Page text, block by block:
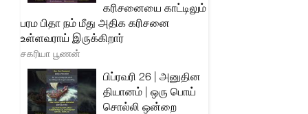
கரிசனையை காட்டிலும்
பரம பிதா நம் மீது அதிக கரிசனை
உள்ளவராய் இருக்கிறார்
சகரியா பூணன்
பிப்ரவரி 26 | அனுதின
தியானம் | ஒரு பொய்
சொல்லி ஒன்றை